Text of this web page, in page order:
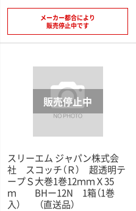
メーカー都合により
販売停止中です
スリーエム ジャパン株式会
社 スコッチ（Ｒ） 超透明テ
ープＳ大巻1巻12ｍｍＸ35
ｍ BHー12N 1箱（1巻
入） （直送品）